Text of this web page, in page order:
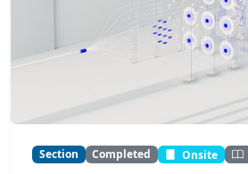
Section Completed Onsite